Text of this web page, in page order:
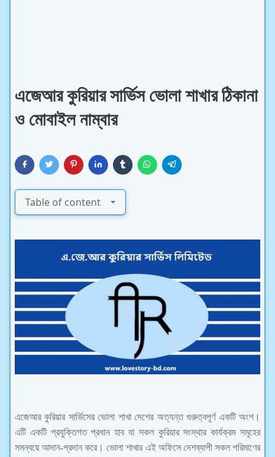
এজেআর কুরিয়ার সার্ভিস ভোলা শাখার ঠিকানা
ও মোবাইল নাম্বার
Table of content
এজেআর কুরিয়ার সার্ভিসের ভোলা শাখা দেশের অত্যন্ত গুরুত্বপূর্ণ একটি অংশ।
এটি একটি প্রযুক্তিগত প্রধান হাব যা সকল কুরিয়ার সংস্থার কার্যক্রম সমূহের
সমন্বয়ে আদান-প্রদান করে। ভোলা শাখার এই অফিসে দেশব্যাপী সকল পরিমাণের